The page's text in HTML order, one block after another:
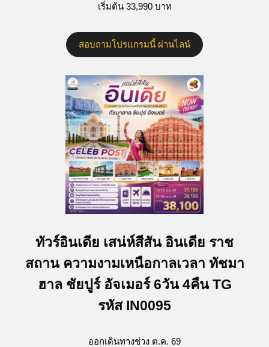
เริ่มต้น 33,990 บาท
สอบถามโปรแกรมนี้ ผ่านไลน์
ทัวร์อินเดีย เสน่ห์สีสัน อินเดีย ราช
สถาน ความงามเหนือกาลเวลา ทัชมา
ฮาล ชัยปูร์ อัจเมอร์ 6วัน 4คืน TG
รหัส IN0095
ออกเดินทางช่วง ต.ค. 69